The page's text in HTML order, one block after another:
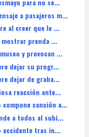
para no se...
a pasajeros m...
al creer que le ...
mostrar prenda ...
y provocan ...
dejar su progr...
dejar de graba...
reacción ante...
canción a...
a todos al subi...
accidente tras in...